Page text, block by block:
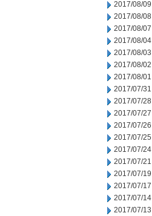
2017/08/09
2017/08/08
2017/08/07
2017/08/04
2017/08/03
2017/08/02
2017/08/01
2017/07/31
2017/07/28
2017/07/27
2017/07/26
2017/07/25
2017/07/24
2017/07/21
2017/07/19
2017/07/17
2017/07/14
2017/07/13